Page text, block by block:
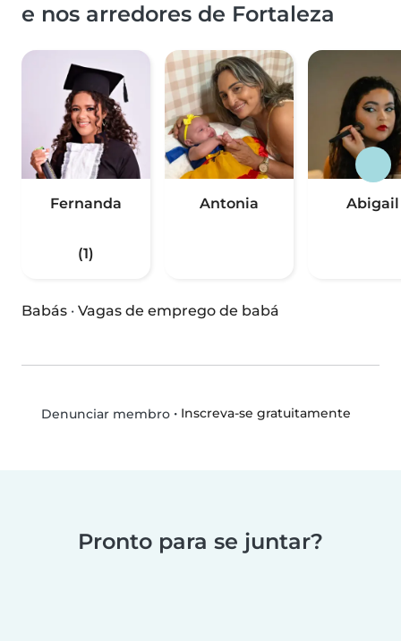
e nos arredores de Fortaleza
Fernanda
(1)
Antonia Abigail
Babás · Vagas de emprego de babá
Denunciar membro• Inscreva-se gratuitamente
Pronto para se juntar?